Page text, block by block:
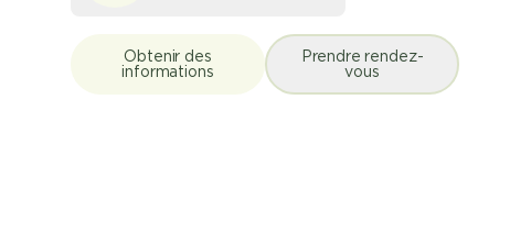
Obtenir des
informations
Prendre rendez-
vous